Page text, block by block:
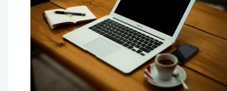
方
の
説
明：
初
心
者
の